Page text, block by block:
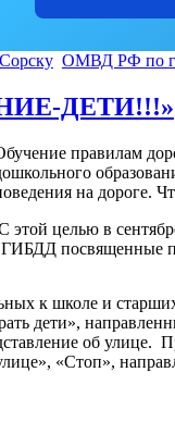
ОМВД РФ по
ДЕТИ!!!»
правилам
на дороге.
этой целью в
посвященные
к школе и
дети»,
об улице.
«Стоп»,